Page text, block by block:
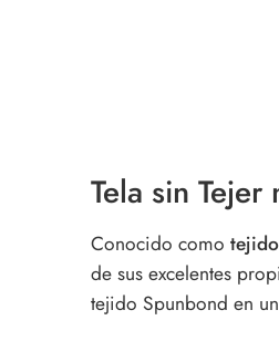
Tela sin
Conocido como
de sus excelentes
tejido Spunbond en